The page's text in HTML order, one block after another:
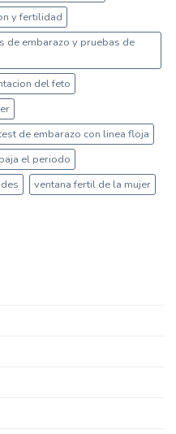
y fertilidad
de embarazo y pruebas de
del feto
de embarazo con linea floja
el periodo
ventana fertil de la mujer